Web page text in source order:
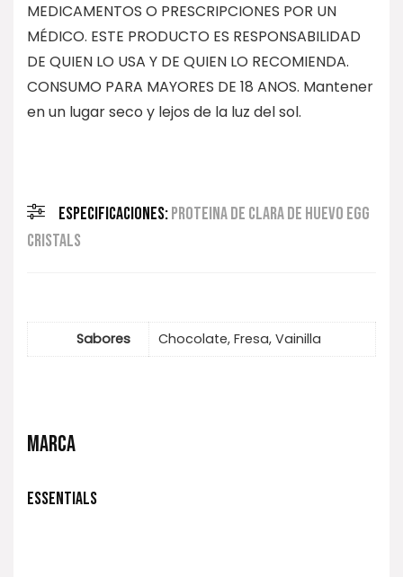
MEDICAMENTOS O PRESCRIPCIONES POR UN
MÉDICO. ESTE PRODUCTO ES RESPONSABILIDAD
DE QUIEN LO USA Y DE QUIEN LO RECOMIENDA.
CONSUMO PARA MAYORES DE 18 ANOS. Mantener
en un lugar seco y lejos de la luz del sol.
ESPECIFICACIONES:PROTEINA DE CLARA DE HUEVO EGG
CRISTALS
Sabores Chocolate, Fresa, Vainilla
MARCA
ESSENTIALS